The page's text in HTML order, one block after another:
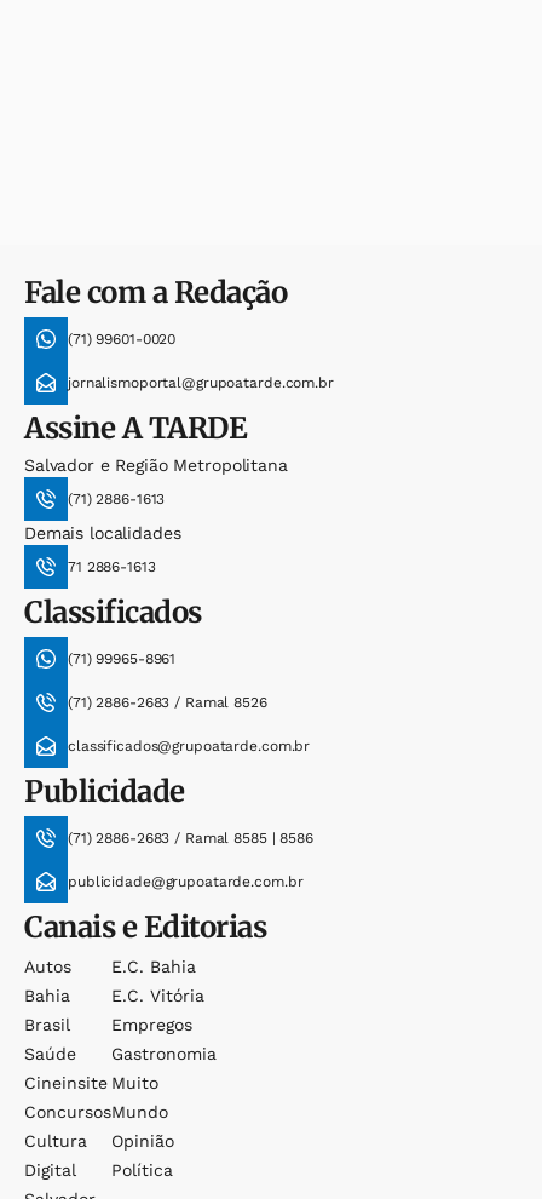
Fale com a Redação
(71) 99601-0020
jornalismoportal@grupoatarde.com.br
AssineA TARDE
Salvador e Região Metropolitana
(71) 2886-1613
Demais localidades
71 2886-1613
Classificados
(71) 99965-8961
(71) 2886-2683 / Ramal 8526
classificados@grupoatarde.com.br
Publicidade
(71) 2886-2683 / Ramal 8585 | 8586
publicidade@grupoatarde.com.br
Canais e Editorias
Autos
Bahia
Brasil
Saúde
Cineinsite
Concursos
Cultura
Digital
E.c. Bahia
E.c. Vitória
Empregos
Gastronomia
Muito
Mundo
Opinião
Política